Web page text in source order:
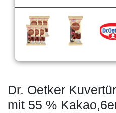
Dr. Oetker
mit 55 %